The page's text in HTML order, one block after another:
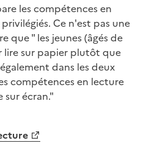
les compétences en
Ce n'est pas une
que " les jeunes (âgés de
lire sur papier plutôt que
dans les deux
compétences en lecture
écran."